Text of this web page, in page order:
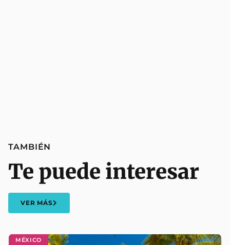
MÉXICO
TAMBIÉN
Te puede interesar
VER MÁS